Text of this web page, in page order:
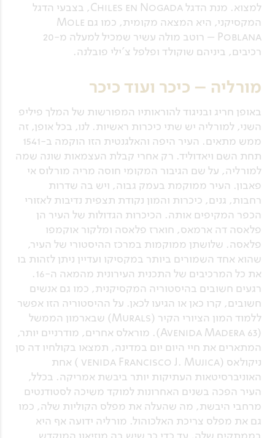
למצוא. מנת הדגל Chiles en Nogada, בצבעי הדגל
המקסיקני, היא המצאה מקומית, כמו גם Mole
Poblana – רוטב מולה עשיר שמכיל למעלה מ-20
רכיבים, ביניהם שוקולד ופלפל צ'ילי פובלנה.
מורליה – כיכר ועוד כיכר
באופן חריג ובניגוד להוראותיו המפורשות של המלך פיליפ
השני, למורליה יש שתי כיכרות ראשיות. לנו, בכל אופן, זה
ממש מתאים. העיר היפה והאלגנטית הזו הוקמה ב-1541
תחת השם ויאדוליד. רק אחרי קבלת העצמאות שונה שמה
למורליה, על שם הגיבור המקומי חוסה מריה מורלוס אי
פאבון. העיר ממוקמת בעמק גבוה, ויש בה שדרות
רחבות, גנים, כיכרות והמון נקודת תצפית נדיבות לאזורי
הכפר המקיפים אותה. הכיכרות הגדולות של העיר הן
פלאסה דה ארמאס, חוארז פלאסה ומלקור אוקמפו
פלאסה. שלושתן ממוקמות במרכז ההיסטורי של העיר,
שהוא אחד השמורים ביותר במקסיקו ועדיין ניתן לזהות בו
את כל המרכיבים של התכנית העירונית מהמאה ה-16.
רגעים חשובים בהיסטוריה המקסיקנית, כמו גם אנשים
חשובים, קרו כאן או הגיעו לכאן. על ההיסטוריה הזו אפשר
ללמוד המון הציורי הקיר (Murals) שבארמון הממשל
(Avenida Madera 63). מוראלס אחרים, מודרניים יותר,
המתארים את חיי היום יום במדינה, תמצאו בקולחיו דה סן
ניקולאס (venida Francisco J. Mujica ) אחת
האוניברסיטאות העתיקות יותר ביבשת אמריקה. בכלל,
העיר הפכה בשנים האחרונות למוקד משיכה לסטודנטים
מרחבי היבשת, מה שהעלה את מפלס הקוליות שלה, כמו
גם את מפלס צריכת האלכוהול. מורליה ידועה אף היא